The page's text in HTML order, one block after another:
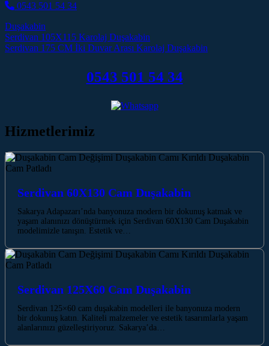
0543 501 54 34
Duşakabin
Post navigation
Serdivan 105X115 Karolaj Duşakabin
Serdivan 175 CM İki Duvar Arası Karolaj Duşakabin
0543 501 54 34
Hizmetlerimiz
Serdivan 60X130 Cam Duşakabin
Sakarya Adapazarı’nda banyonuza modern bir dokunuş katmak ve
yaşam alanınızı dönüştürmek için Serdivan 60X130 Cam Duşakabin
modelimizle tanışın. Estetik ve…
Serdivan 125X60 Cam Duşakabin
Serdivan 125×60 cam duşakabin modelleri ile banyonuza modern
bir dokunuş katın. Kaliteli malzemeler ve estetik tasarımlarla yaşam
alanlarınızı güzelleştiriyoruz. Sakarya’da…